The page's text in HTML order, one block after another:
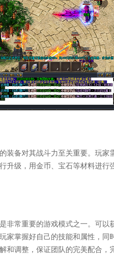
装备对其战斗力至关重要。玩家
升级，用金币、宝石等材料进行
非常重要的游戏模式之一。可以
家掌握好自己的技能和属性，同
和调整，保证团队的完美配合，